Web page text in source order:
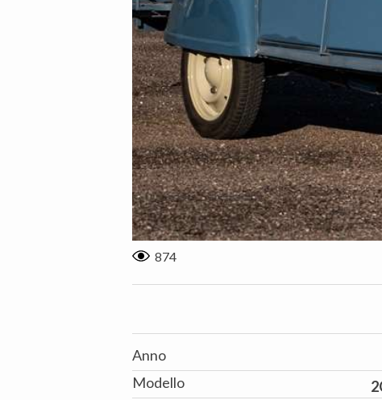
874
Anno
Modello